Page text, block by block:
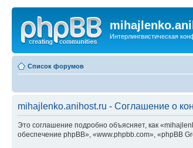
Интерлингвистическая
Список форумов
mihajlenko.anihost.ru - Соглашение о
Это соглашение подробно объясняет, как
обеспечение phpBB», «www.phpbb.com», «phpBB